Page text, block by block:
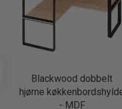
Blackwood dobbelt
hjørne
- MDF